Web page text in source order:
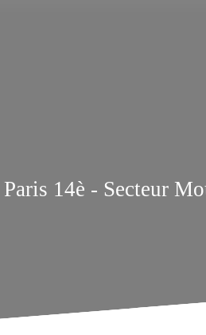
Paris 14è - Secteur